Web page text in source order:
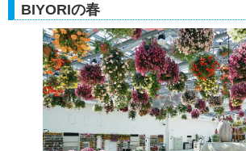
BIYORIの春